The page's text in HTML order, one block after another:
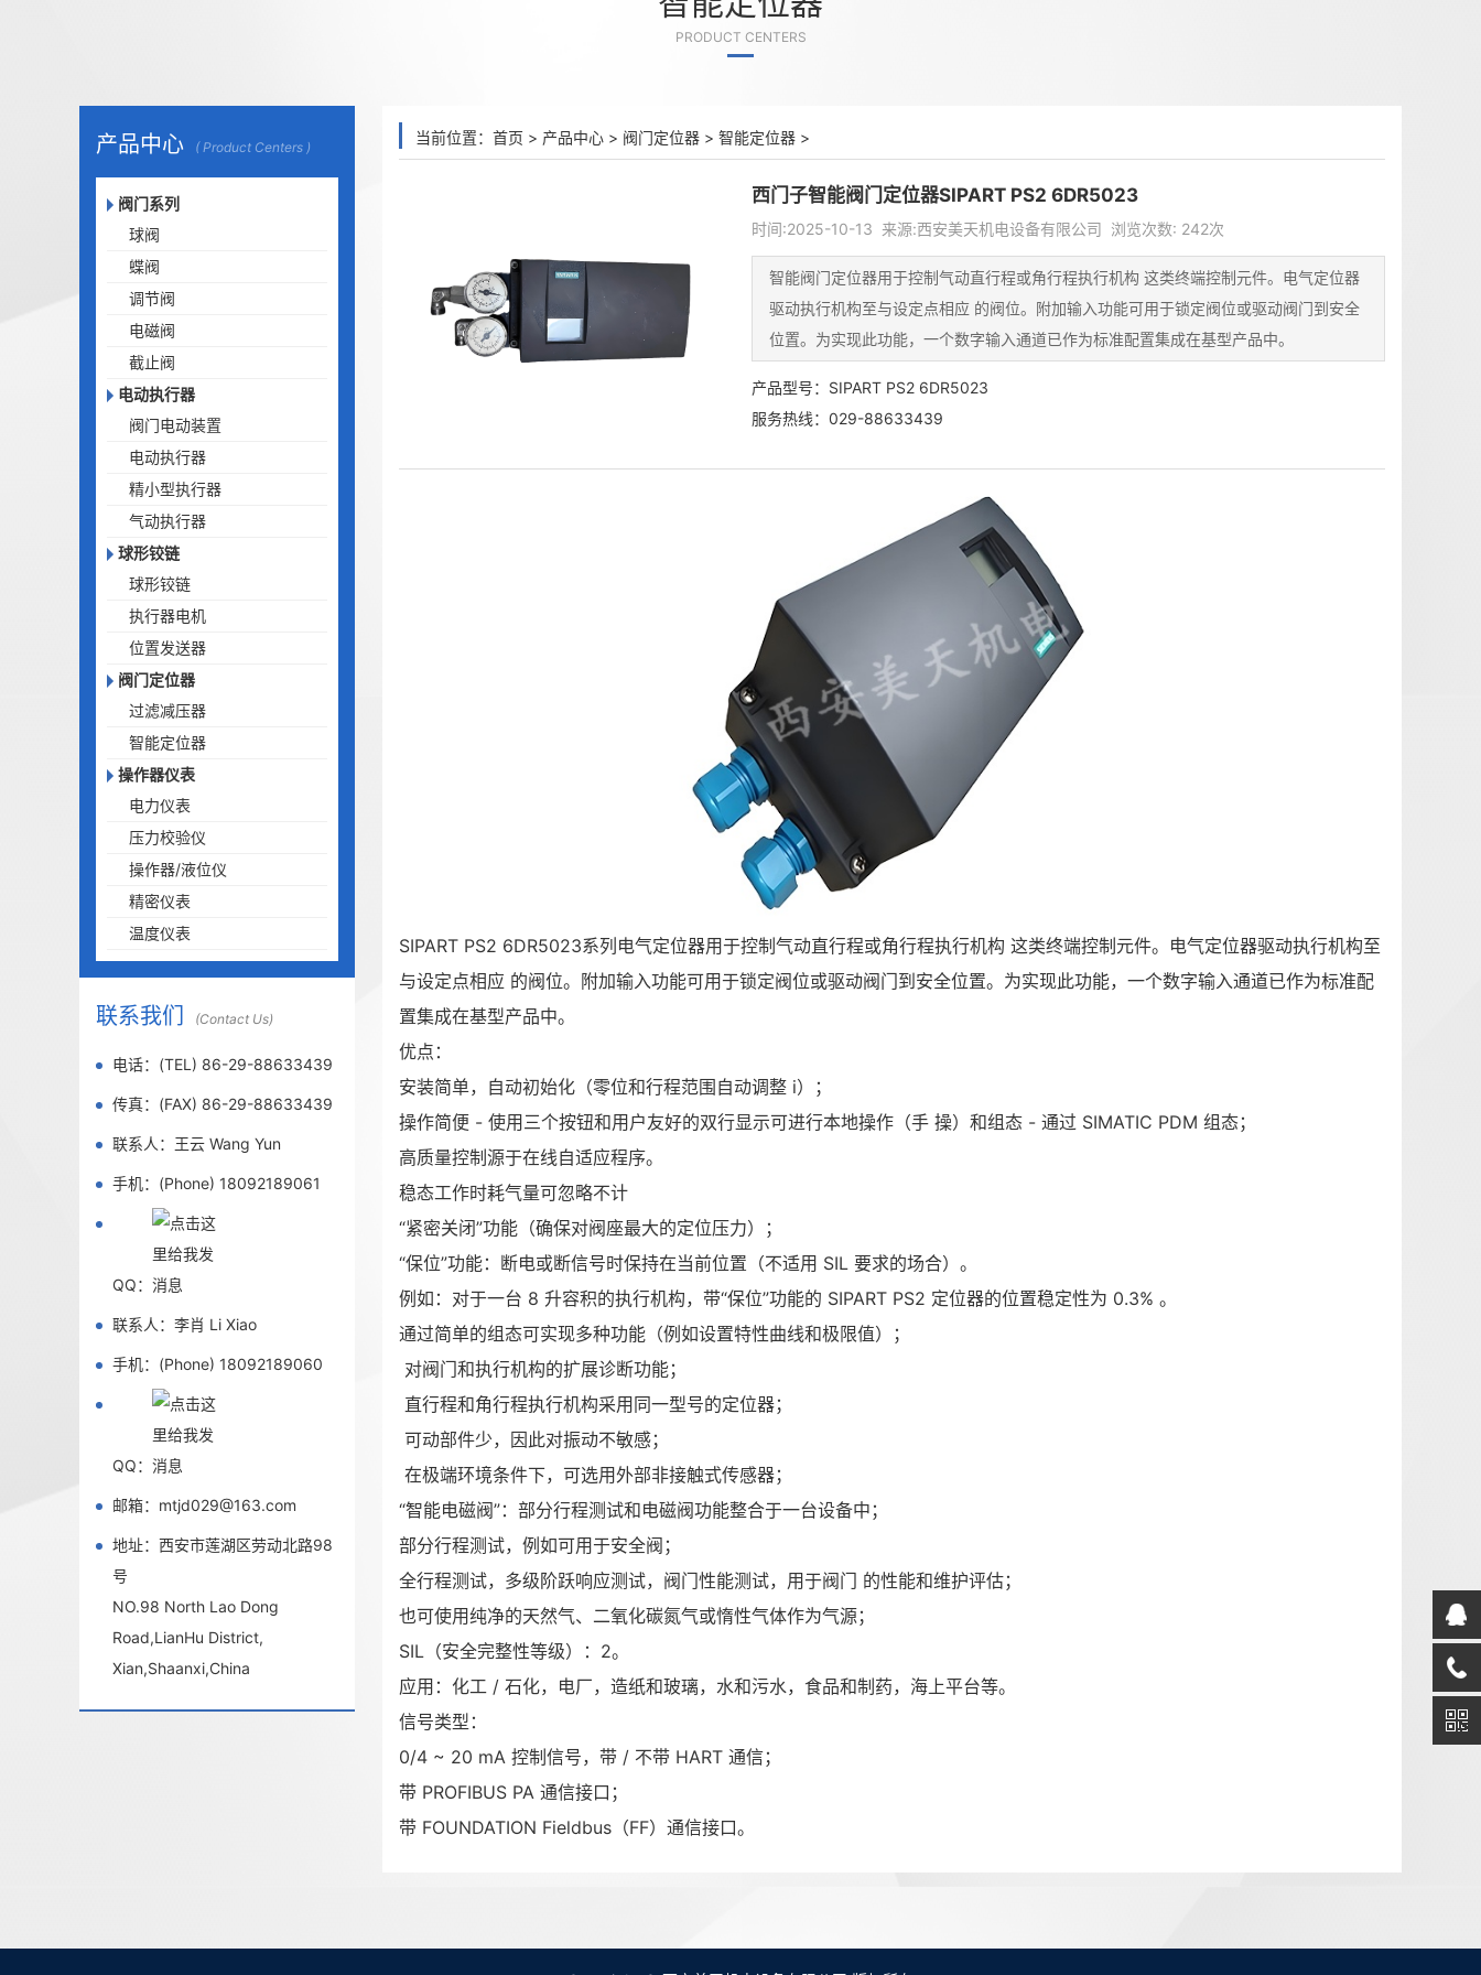
PRODUCT CENTERS
产品中心 ( Product Centers )
阀门系列
球阀
蝶阀
调节阀
电磁阀
截止阀
电动执行器
阀门电动装置
电动执行器
精小型执行器
气动执行器
球形铰链
球形铰链
执行器电机
位置发送器
阀门定位器
过滤减压器
智能定位器
操作器仪表
电力仪表
压力校验仪
操作器/液位仪
精密仪表
温度仪表
联系我们 (Contact Us)
电话：(TEL) 86-29-88633439
传真：(FAX) 86-29-88633439
联系人：王云 Wang Yun
手机：(Phone) 18092189061
QQ：
联系人：李肖 Li Xiao
手机：(Phone) 18092189060
QQ：
邮箱：mtjd029@163.com
地址：西安市莲湖区劳动北路98
号
NO.98 North Lao Dong
Road,LianHu District,
Xian,Shaanxi,China
当前位置： 首页 > 产品中心 > 阀门定位器 > 智能定位器 >
西门子智能阀门定位器SIPART PS2 6DR5023
时间:2025-10-13 来源:西安美天机电设备有限公司 浏览次数: 242次
智能阀门定位器用于控制气动直行程或角行程执行机构 这类终端控制元件。电气定位器
驱动执行机构至与设定点相应 的阀位。附加输入功能可用于锁定阀位或驱动阀门到安全
位置。为实现此功能，一个数字输入通道已作为标准配置集成在基型产品中。
产品型号：SIPART PS2 6DR5023
服务热线：029-88633439
SIPART PS2 6DR5023系列电气定位器用于控制气动直行程或角行程执行机构 这类终端控制元件。电气定位器驱动执行机构至
与设定点相应 的阀位。附加输入功能可用于锁定阀位或驱动阀门到安全位置。为实现此功能，一个数字输入通道已作为标准配
置集成在基型产品中。
优点：
安装简单，自动初始化（零位和行程范围自动调整 i）；
操作简便 - 使用三个按钮和用户友好的双行显示可进行本地操作（手 操）和组态 - 通过 SIMATIC PDM 组态；
高质量控制源于在线自适应程序。
稳态工作时耗气量可忽略不计
“紧密关闭”功能（确保对阀座最大的定位压力）；
“保位”功能：断电或断信号时保持在当前位置（不适用 SIL 要求的场合）。
例如：对于一台 8 升容积的执行机构，带“保位”功能的 SIPART PS2 定位器的位置稳定性为 0.3% 。
通过简单的组态可实现多种功能（例如设置特性曲线和极限值）；
对阀门和执行机构的扩展诊断功能；
直行程和角行程执行机构采用同一型号的定位器；
可动部件少，因此对振动不敏感；
在极端环境条件下，可选用外部非接触式传感器；
“智能电磁阀”：部分行程测试和电磁阀功能整合于一台设备中；
部分行程测试，例如可用于安全阀；
全行程测试，多级阶跃响应测试，阀门性能测试，用于阀门 的性能和维护评估；
也可使用纯净的天然气、二氧化碳氮气或惰性气体作为气源；
SIL（安全完整性等级）：2。
应用：化工 / 石化，电厂，造纸和玻璃，水和污水，食品和制药，海上平台等。
信号类型：
0/4 ~ 20 mA 控制信号，带 / 不带 HART 通信；
带 PROFIBUS PA 通信接口；
带 FOUNDATION Fieldbus（FF）通信接口。